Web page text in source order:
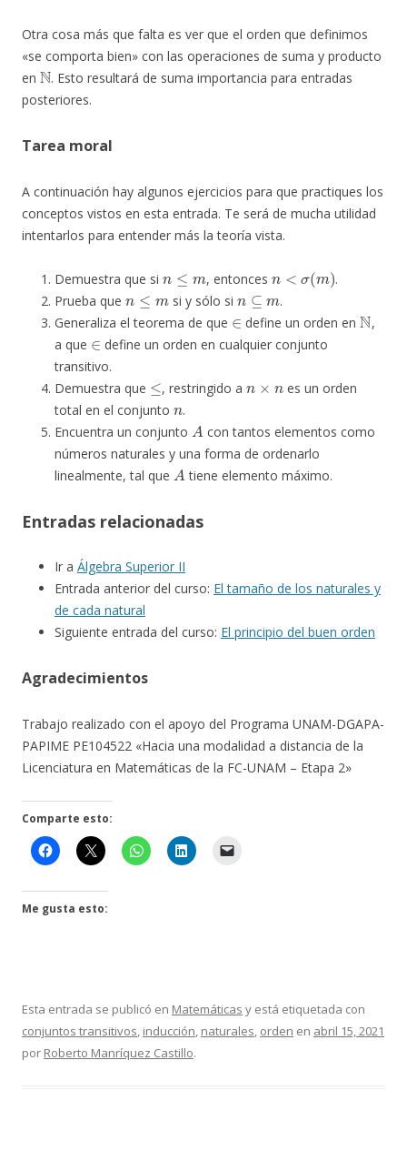
Otra cosa más que falta es ver que el orden que definimos
«se comporta bien» con las operaciones de suma y producto
en
N
. Esto resultará de suma importancia para entradas
posteriores.
Tarea moral
A continuación hay algunos ejercicios para que practiques los
conceptos vistos en esta entrada. Te será de mucha utilidad
intentarlos para entender más la teoría vista.
Demuestra que si , entonces
m
.
Prueba que
n≤m
si y sólo si
n⊆m
.
Generaliza el teorema de que
∈
define un orden en
N
,
a que
∈
define un orden en cualquier conjunto
transitivo.
Demuestra que
, restringido a
es un orden
total en el conjunto
n
.
Encuentra un conjunto
A
con tantos elementos como
números naturales y una forma de ordenarlo
linealmente, tal que
A
tiene elemento máximo.
Entradas relacionadas
Ir a Álgebra Superior II
Entrada anterior del curso: El tamaño de los naturales y
de cada natural
Siguiente entrada del curso: El principio del buen orden
Agradecimientos
Trabajo realizado con el apoyo del Programa UNAM-DGAPA-
PAPIME PE104522 «Hacia una modalidad a distancia de la
Licenciatura en Matemáticas de la FC-UNAM – Etapa 2»
Comparte esto:
Me gusta esto:
Esta entrada se publicó en Matemáticas y está etiquetada con
conjuntos transitivos, inducción, naturales, orden en abril 15, 2021
por Roberto Manríquez Castillo.